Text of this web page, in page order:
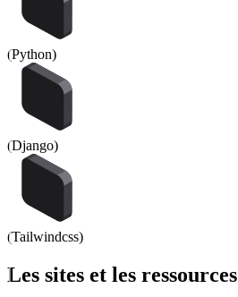
(Python)
(Django)
(Tailwindcss)
Les sites et les ressources